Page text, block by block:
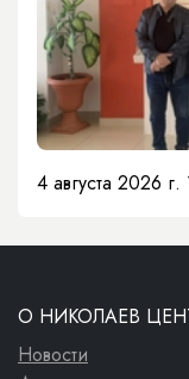
4 августа 2026
О НИКОЛАЕВ
Новости